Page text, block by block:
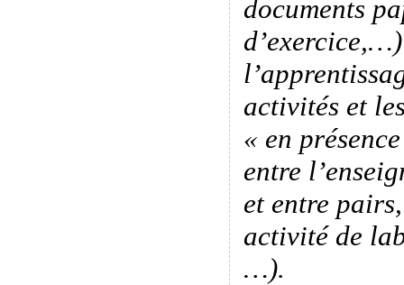
documents
activités et
« en
entre
et entre
activité de
…).